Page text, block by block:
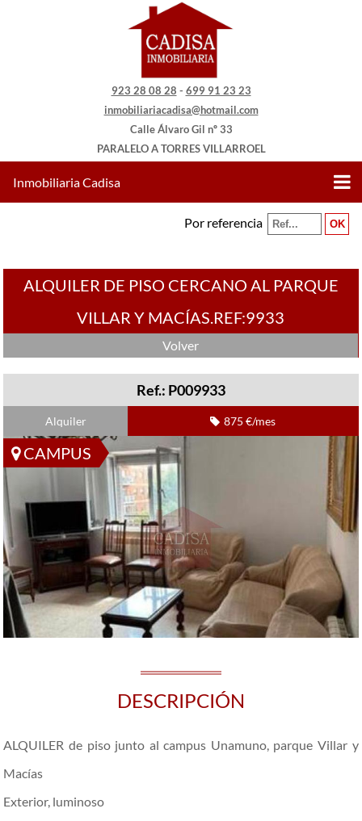
923 28 08 28 - 699 91 23 23
inmobiliariacadisa@hotmail.com
Calle Álvaro Gil nº 33
PARALELO A TORRES VILLARROEL
Inmobiliaria Cadisa
Por referencia
ALQUILER DE PISO CERCANO AL PARQUE
VILLAR Y MACÍAS.REF:9933
Volver
Ref.: P009933
Alquiler 875 €/mes
CAMPUS
DESCRIPCIÓN
ALQUILER de piso junto al campus Unamuno, parque Villar y
Macías
Exterior, luminoso